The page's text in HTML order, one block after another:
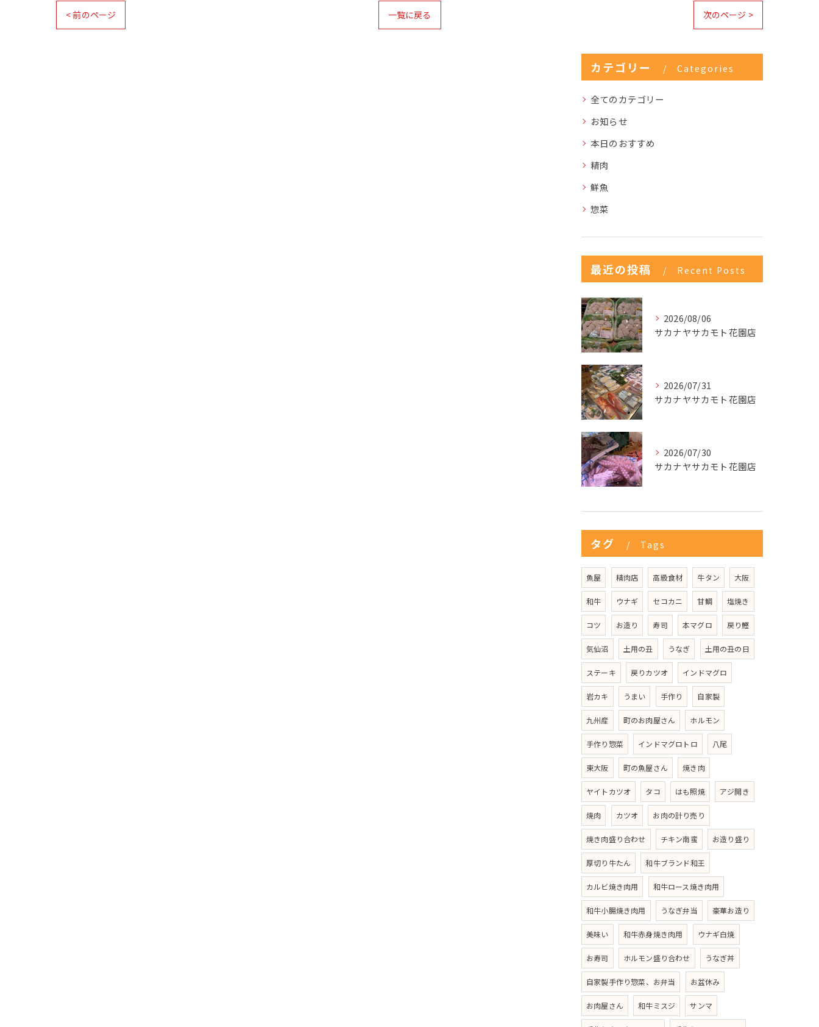
< 前のページ 一覧に戻る 次のページ >
カテゴリー Categories
全てのカテゴリー
お知らせ
本日のおすすめ
精肉
鮮魚
惣菜
最近の投稿 Recent Posts
2026/08/06
サカナヤサカモト花園店
2026/07/31
サカナヤサカモト花園店
2026/07/30
サカナヤサカモト花園店
タグ Tags
魚屋 精肉店 高級食材 牛タン 大阪
和牛 ウナギ セコカニ 甘鯛 塩焼き
コツ お造り 寿司 本マグロ 戻り鰹
気仙沼 土用の丑 うなぎ 土用の丑の日
ステーキ 戻りカツオ インドマグロ
岩カキ うまい 手作り 自家製
九州産 町のお肉屋さん ホルモン
手作り惣菜 インドマグロトロ 八尾
東大阪 町の魚屋さん 焼き肉
ヤイトカツオ タコ はも照焼 アジ開き
焼肉 カツオ お肉の計り売り
焼き肉盛り合わせ チキン南蛮 お造り盛り
厚切り牛たん 和牛ブランド和王
カルビ焼き肉用 和牛ロース焼き肉用
和牛小腸焼き肉用 うなぎ弁当 豪華お造り
美味い 和牛赤身焼き肉用 ウナギ白焼
お寿司 ホルモン盛り合わせ うなぎ丼
自家製手作り惣菜、お弁当 お盆休み
お肉屋さん 和牛ミスジ サンマ